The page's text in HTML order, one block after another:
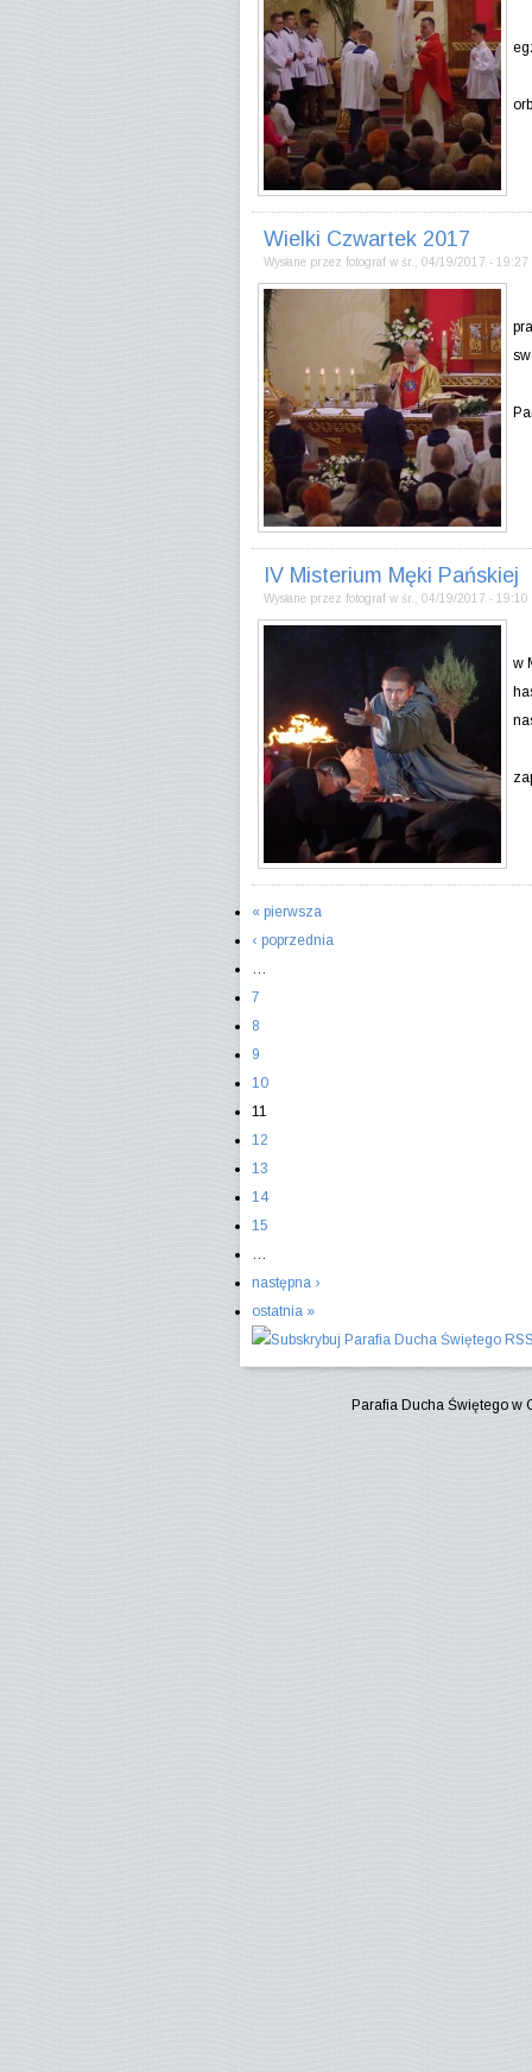
Wielki Czwartek 2017
Wysłane przez fotograf w śr., 04/19/2017 - 19:27
IV Misterium Męki Pańskiej
Wysłane przez fotograf w śr., 04/19/2017 - 19:10
w
Strony
« pierwsza
‹ poprzednia
…
7
8
9
10
11
12
13
14
15
…
następna ›
ostatnia »
Parafia Ducha Świętego w